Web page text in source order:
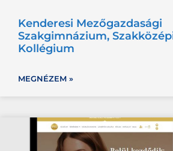
Kenderesi Mezőgazdasági
Szakgimnázium,
Kollégium
MEGNÉZEM »